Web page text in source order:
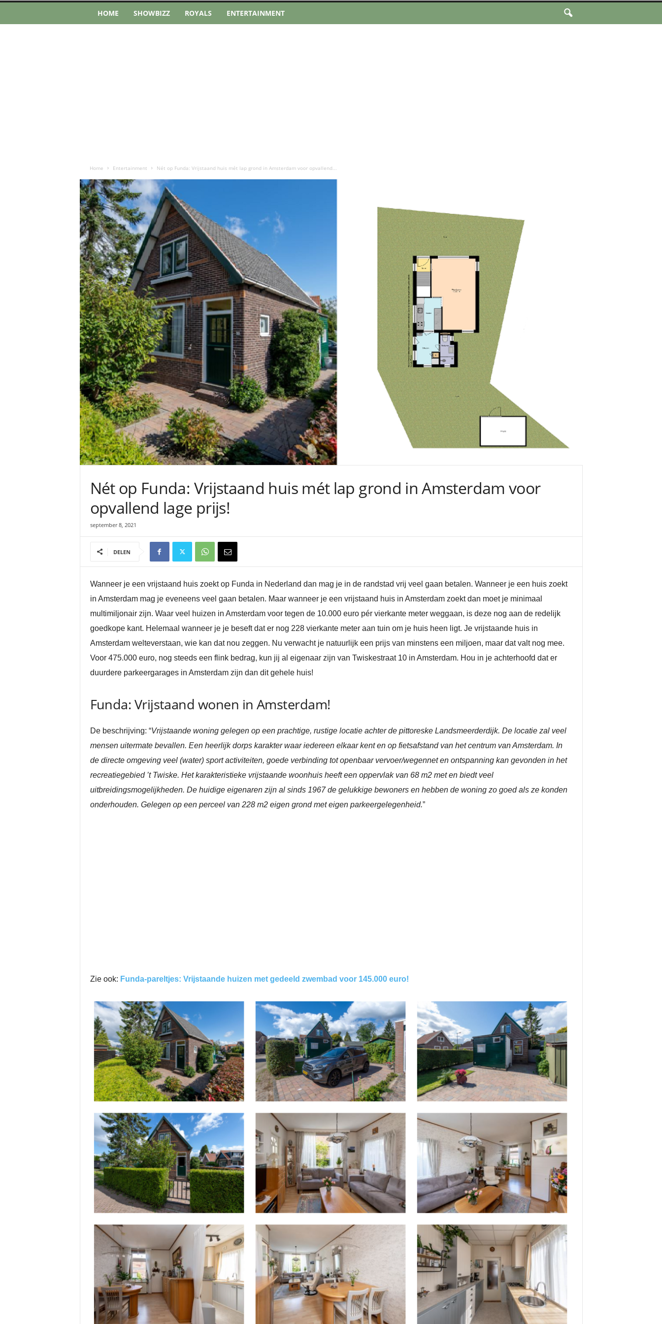
HOME SHOWBIZZ ROYALS ENTERTAINMENT
Home Entertainment Nét op Funda: Vrijstaand huis mét lap grond in Amsterdam voor opvallend...
Nét op Funda: Vrijstaand huis mét lap grond in Amsterdam voor
opvallend lage prijs!
september 8, 2021
DELEN
Wanneer je een vrijstaand huis zoekt op Funda in Nederland dan mag je in de randstad vrij veel gaan betalen. Wanneer je een huis zoekt
in Amsterdam mag je eveneens veel gaan betalen. Maar wanneer je een vrijstaand huis in Amsterdam zoekt dan moet je minimaal
multimiljonair zijn. Waar veel huizen in Amsterdam voor tegen de 10.000 euro pér vierkante meter weggaan, is deze nog aan de redelijk
goedkope kant. Helemaal wanneer je je beseft dat er nog 228 vierkante meter aan tuin om je huis heen ligt. Je vrijstaande huis in
Amsterdam welteverstaan, wie kan dat nou zeggen. Nu verwacht je natuurlijk een prijs van minstens een miljoen, maar dat valt nog mee.
Voor 475.000 euro, nog steeds een flink bedrag, kun jij al eigenaar zijn van Twiskestraat 10 in Amsterdam. Hou in je achterhoofd dat er
duurdere parkeergarages in Amsterdam zijn dan dit gehele huis!
Funda: Vrijstaand wonen in Amsterdam!
De beschrijving: “Vrijstaande woning gelegen op een prachtige, rustige locatie achter de pittoreske Landsmeerderdijk. De locatie zal veel
mensen uitermate bevallen. Een heerlijk dorps karakter waar iedereen elkaar kent en op fietsafstand van het centrum van Amsterdam. In
de directe omgeving veel (water) sport activiteiten, goede verbinding tot openbaar vervoer/wegennet en ontspanning kan gevonden in het
recreatiegebied ’t Twiske. Het karakteristieke vrijstaande woonhuis heeft een oppervlak van 68 m2 met en biedt veel
uitbreidingsmogelijkheden. De huidige eigenaren zijn al sinds 1967 de gelukkige bewoners en hebben de woning zo goed als ze konden
onderhouden. Gelegen op een perceel van 228 m2 eigen grond met eigen parkeergelegenheid.”
Zie ook: Funda-pareltjes: Vrijstaande huizen met gedeeld zwembad voor 145.000 euro!